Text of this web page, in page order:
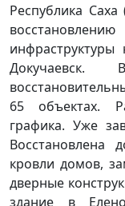
Республика
инфраструктуры
65 объектах.
графика. Уже
Восстановлена
кровли домов,
дверные
здание в